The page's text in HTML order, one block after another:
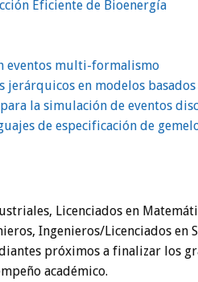
Eficiente de Bioenergía
eventos multi-formalismo
en modelos basados
la simulación de eventos
de especificación de
Licenciados en
Ingenieros/Licenciados en
próximos a finalizar los
académico.